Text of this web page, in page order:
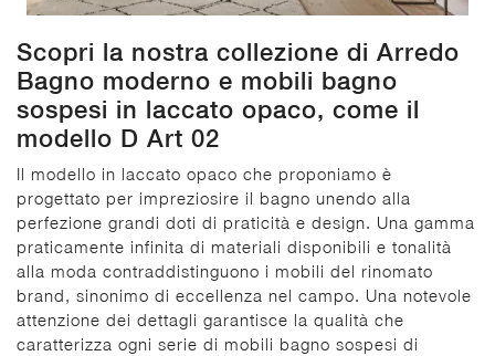
Scopri la nostra collezione di Arredo
Bagno moderno e mobili bagno
sospesi in laccato opaco, come il
modello D Art 02
Il modello in laccato opaco che proponiamo è
progettato per impreziosire il bagno unendo alla
perfezione grandi doti di praticità e design. Una gamma
praticamente infinita di materiali disponibili e tonalità
alla moda contraddistinguono i mobili del rinomato
brand, sinonimo di eccellenza nel campo. Una notevole
attenzione dei dettagli garantisce la qualità che
caratterizza ogni serie di mobili bagno sospesi di